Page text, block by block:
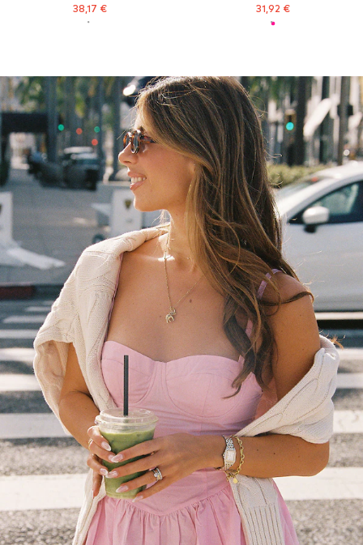
38,17 € 31,92 €